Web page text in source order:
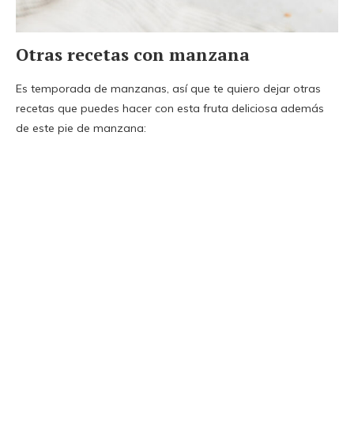
Otras recetas con manzana
Es temporada de manzanas, así que te quiero dejar otras
recetas que puedes hacer con esta fruta deliciosa además
de este pie de manzana: